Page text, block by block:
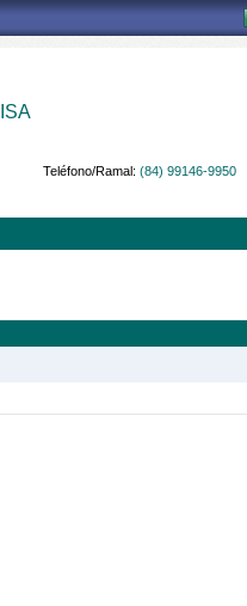
Teléfono/Ramal: (84) 99146-9950